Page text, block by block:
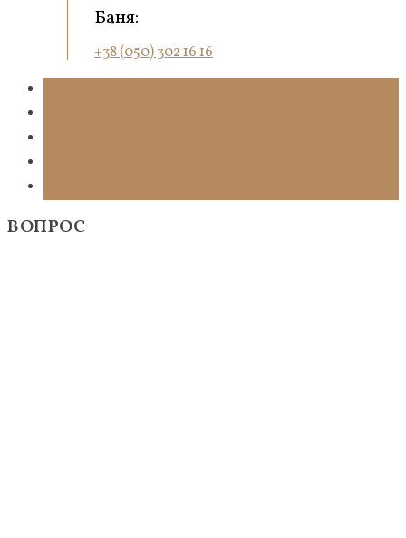
Баня:
+38 (050) 302 16 16
ВОПРОС